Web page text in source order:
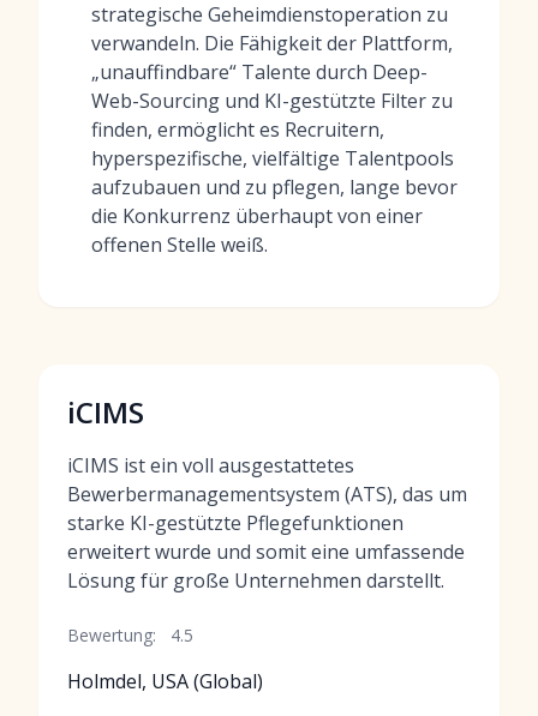
strategische Geheimdienstoperation zu
verwandeln. Die Fähigkeit der Plattform,
„unauffindbare“ Talente durch Deep-
Web-Sourcing und KI-gestützte Filter zu
finden, ermöglicht es Recruitern,
hyperspezifische, vielfältige Talentpools
aufzubauen und zu pflegen, lange bevor
die Konkurrenz überhaupt von einer
offenen Stelle weiß.
iCIMS
iCIMS ist ein voll ausgestattetes
Bewerbermanagementsystem (ATS), das um
starke KI-gestützte Pflegefunktionen
erweitert wurde und somit eine umfassende
Lösung für große Unternehmen darstellt.
Bewertung: 4.5
Holmdel, USA (Global)